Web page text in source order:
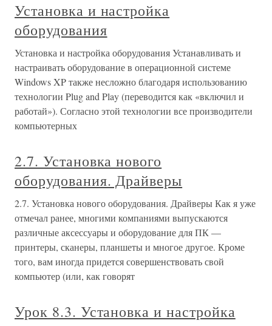
Установка и настройка
оборудования
Установка и настройка оборудования Устанавливать и
настраивать оборудование в операционной системе
Windows XP также несложно благодаря использованию
технологии Plug and Play (переводится как «включил и
работай»). Согласно этой технологии все производители
компьютерных
2.7. Установка нового
оборудования. Драйверы
2.7. Установка нового оборудования. Драйверы Как я уже
отмечал ранее, многими компаниями выпускаются
различные аксессуары и оборудование для ПК —
принтеры, сканеры, планшеты и многое другое. Кроме
того, вам иногда придется совершенствовать свой
компьютер (или, как говорят
Урок 8.3. Установка и настройка